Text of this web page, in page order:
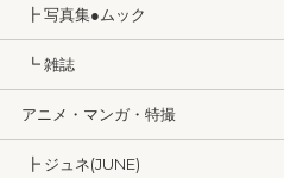
┣ 写真集●ムック
┗ 雑誌
アニメ・マンガ・特撮
┣ ジュネ(JUNE)